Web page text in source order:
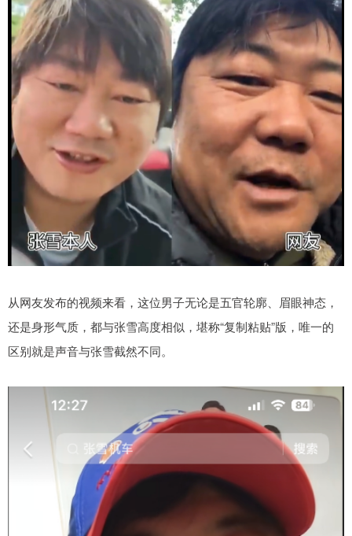
从网友发布的视频来看，这位男子无论是五官轮廓、眉眼神态，
还是身形气质，都与张雪高度相似，堪称“复制粘贴”版，唯一的
区别就是声音与张雪截然不同。